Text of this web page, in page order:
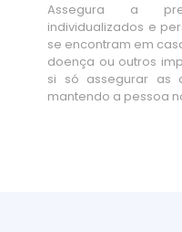
Assegura a
individualizados e
se encontram em
doença ou outros
si só assegurar as
mantendo a pessoa